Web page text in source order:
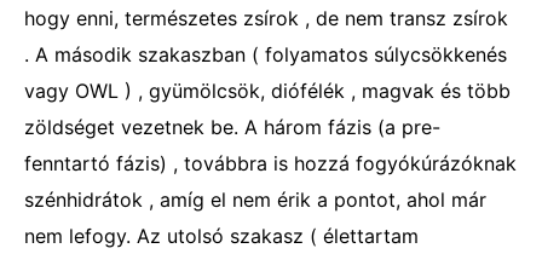
hogy enni, természetes zsírok , de nem transz zsírok
. A második szakaszban ( folyamatos súlycsökkenés
vagy OWL ) , gyümölcsök, diófélék , magvak és több
zöldséget vezetnek be. A három fázis (a pre-
fenntartó fázis) , továbbra is hozzá fogyókúrázóknak
szénhidrátok , amíg el nem érik a pontot, ahol már
nem lefogy. Az utolsó szakasz ( élettartam